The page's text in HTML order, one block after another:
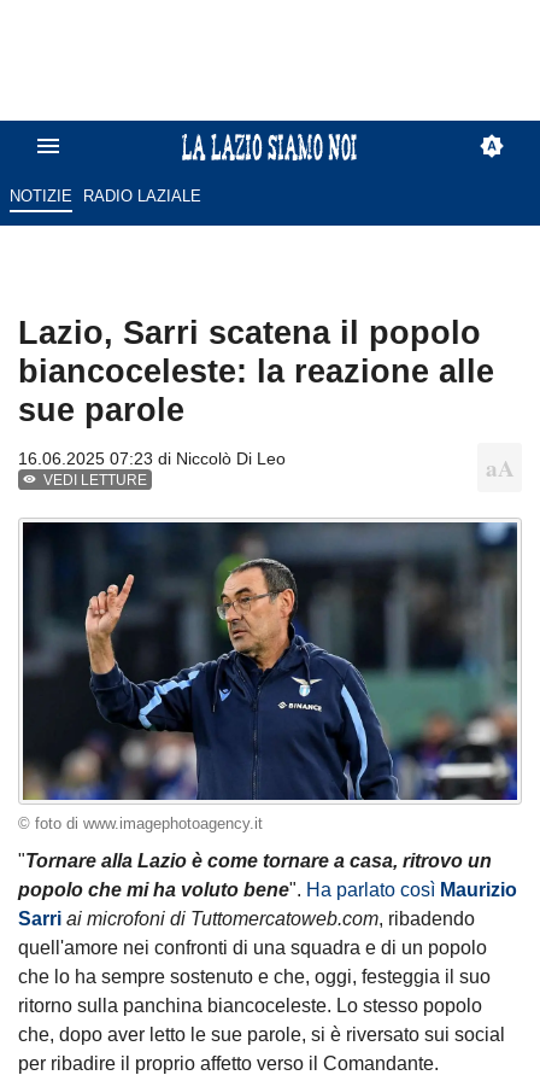
NOTIZIE RADIO LAZIALE
Lazio, Sarri scatena il popolo
biancoceleste: la reazione alle
sue parole
16.06.2025 07:23 di Niccolò Di Leo
VEDI LETTURE
© foto di www.imagephotoagency.it
"Tornare alla Lazio è come tornare a casa, ritrovo un
popolo che mi ha voluto bene". Ha parlato così Maurizio
Sarri ai microfoni di Tuttomercatoweb.com, ribadendo
quell'amore nei confronti di una squadra e di un popolo
che lo ha sempre sostenuto e che, oggi, festeggia il suo
ritorno sulla panchina biancoceleste. Lo stesso popolo
che, dopo aver letto le sue parole, si è riversato sui social
per ribadire il proprio affetto verso il Comandante.